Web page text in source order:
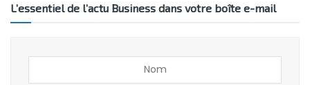
L’essentiel de l’actu Business dans votre boîte e-mail